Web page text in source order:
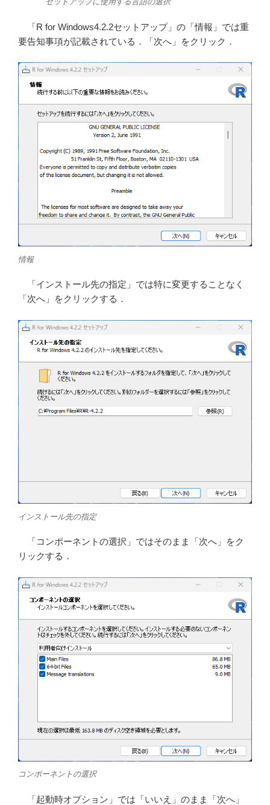
「R for Windows4.2.2セットアップ」の「情報」では重
要告知事項が記載されている．「次へ」をクリック．
情報
「インストール先の指定」では特に変更することなく
「次へ」をクリックする．
インストール先の指定
「コンポーネントの選択」ではそのまま「次へ」をク
リックする．
コンポーネントの選択
「起動時オプション」では「いいえ」のまま「次へ」